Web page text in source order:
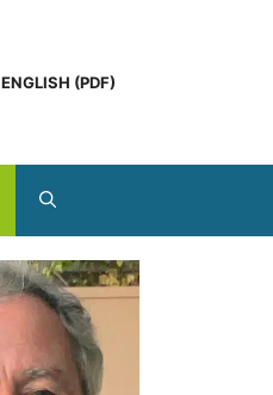
ENGLISH (PDF)